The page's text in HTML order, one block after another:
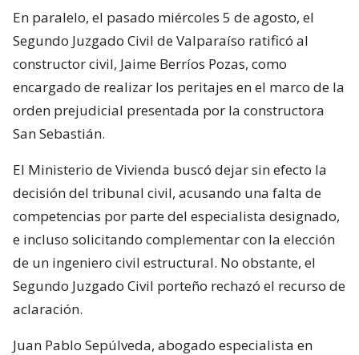
En paralelo, el pasado miércoles 5 de agosto, el
Segundo Juzgado Civil de Valparaíso ratificó al
constructor civil, Jaime Berríos Pozas, como
encargado de realizar los peritajes en el marco de la
orden prejudicial presentada por la constructora
San Sebastián.
El Ministerio de Vivienda buscó dejar sin efecto la
decisión del tribunal civil, acusando una falta de
competencias por parte del especialista designado,
e incluso solicitando complementar con la elección
de un ingeniero civil estructural. No obstante, el
Segundo Juzgado Civil porteño rechazó el recurso de
aclaración.
Juan Pablo Sepúlveda, abogado especialista en